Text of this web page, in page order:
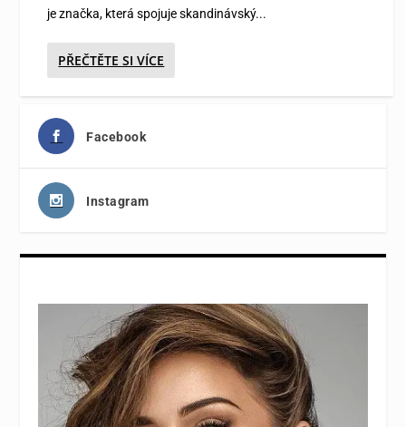
je značka, která spojuje skandinávský...
PŘEČTĚTE SI VÍCE
Facebook
Instagram